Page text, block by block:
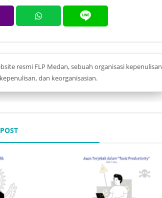
resmi FLP Medan, sebuah organisasi kepenulisan
dan keorganisasian.